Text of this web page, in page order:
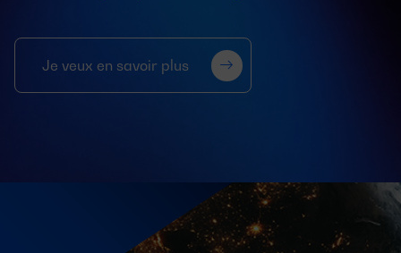
Je veux en savoir plus